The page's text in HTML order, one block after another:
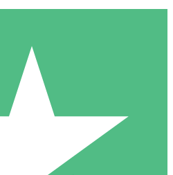
Individuales
de descarga. Sin compromiso